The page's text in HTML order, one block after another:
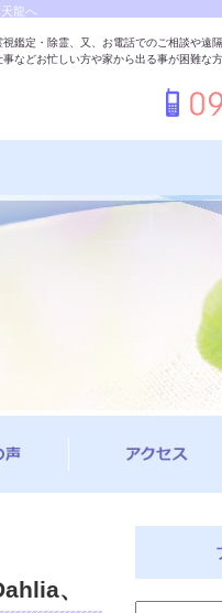
龍へ
鑑定・除霊、又、お電話でのご相談や遠
事などお忙しい方や家から出る事が困難な
、